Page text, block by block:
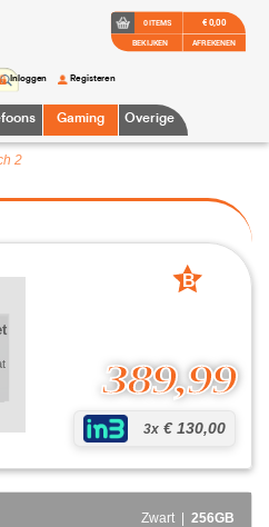
Gaming Overige
Inloggen Registeren
0 ITEMS
BEKIJKEN
€ 0,00
AFREKENEN
2
389,99
3x € 130,00
B
Zwart | 256GB